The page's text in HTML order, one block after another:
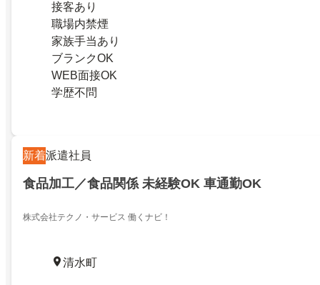
接客あり
職場内禁煙
家族手当あり
ブランクOK
WEB面接OK
学歴不問
新着派遣社員
食品加工／食品関係 未経験OK 車通勤OK
株式会社テクノ・サービス 働くナビ！
清水町